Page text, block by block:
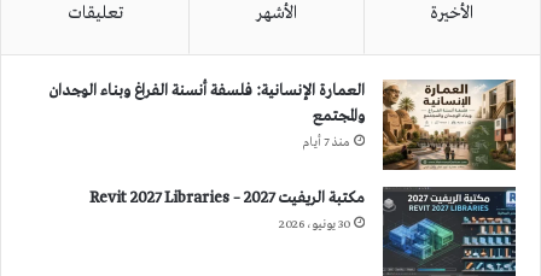
الأخيرة الأشهر تعليقات
العمارة الإنسانية: فلسفة أنسنة الفراغ وبناء الوجدان
والمجتمع
منذ 7 أيام
مكتبة الريفيت 2027 – Revit 2027 Libraries
30 يونيو، 2026